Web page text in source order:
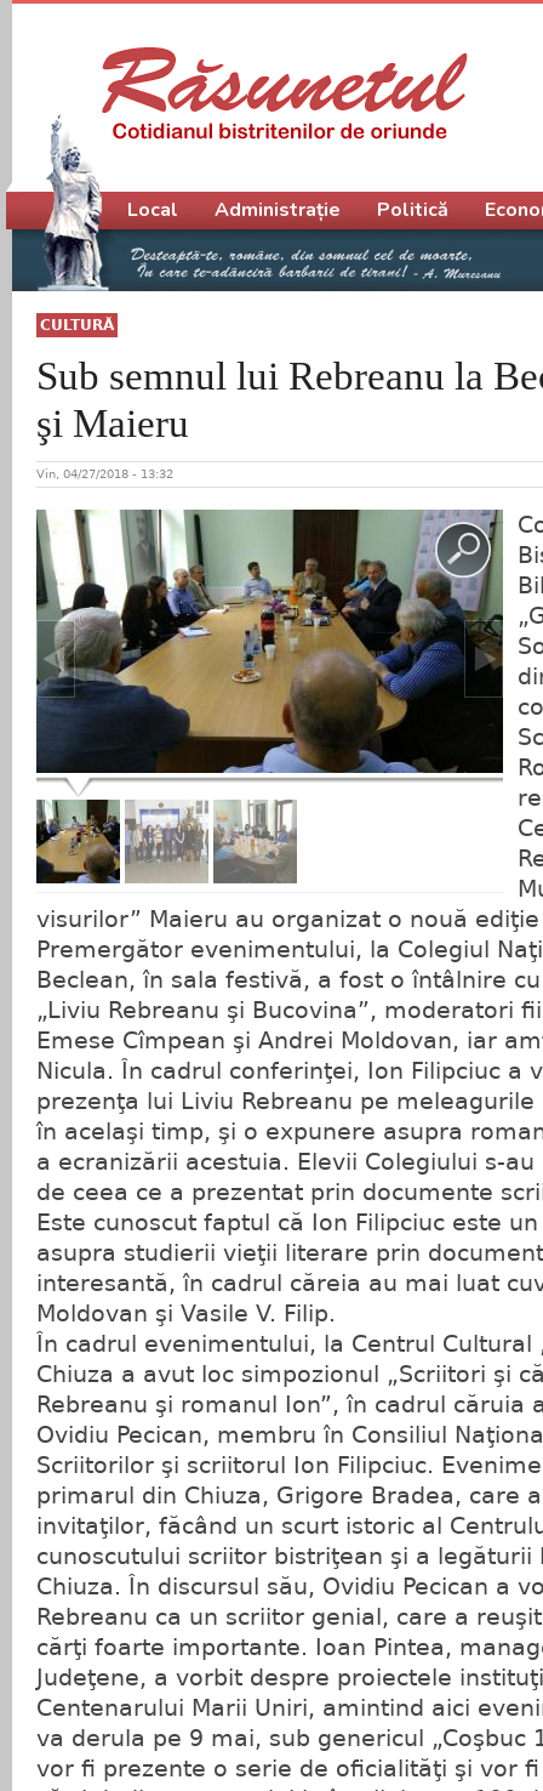
CULTURĂ
Sub semnul lui Rebreanu la
şi Maieru
Vin, 04/27/2018 - 13:32
visurilor” Maieru au organizat o nouă ediţie
Premergător evenimentului, la Colegiul
Beclean, în sala festivă, a fost o întâlnire
„Liviu Rebreanu şi Bucovina”, moderatori
Emese Cîmpean şi Andrei Moldovan, iar
Nicula. În cadrul conferinţei, Ion Filipciuc a
prezenţa lui Liviu Rebreanu pe
în acelaşi timp, şi o expunere asupra
a ecranizării acestuia. Elevii Colegiului s-
de ceea ce a prezentat prin documente
Este cunoscut faptul că Ion Filipciuc este
asupra studierii vieţii literare prin
interesantă, în cadrul căreia au mai luat
Moldovan şi Vasile V. Filip.
În cadrul evenimentului, la Centrul Cultural
Chiuza a avut loc simpozionul „Scriitori şi
Rebreanu şi romanul Ion”, în cadrul căruia
Ovidiu Pecican, membru în Consiliul
Scriitorilor şi scriitorul Ion Filipciuc.
primarul din Chiuza, Grigore Bradea, care
invitaţilor, făcând un scurt istoric al
cunoscutului scriitor bistriţean şi a legăturii
Chiuza. În discursul său, Ovidiu Pecican a
Rebreanu ca un scriitor genial, care a
cărţi foarte importante. Ioan Pintea,
Judeţene, a vorbit despre proiectele
Centenarului Marii Uniri, amintind aici
va derula pe 9 mai, sub genericul „Coşbuc
vor fi prezente o serie de oficialităţi şi vor
Meniu principal
Local Administrație Politică